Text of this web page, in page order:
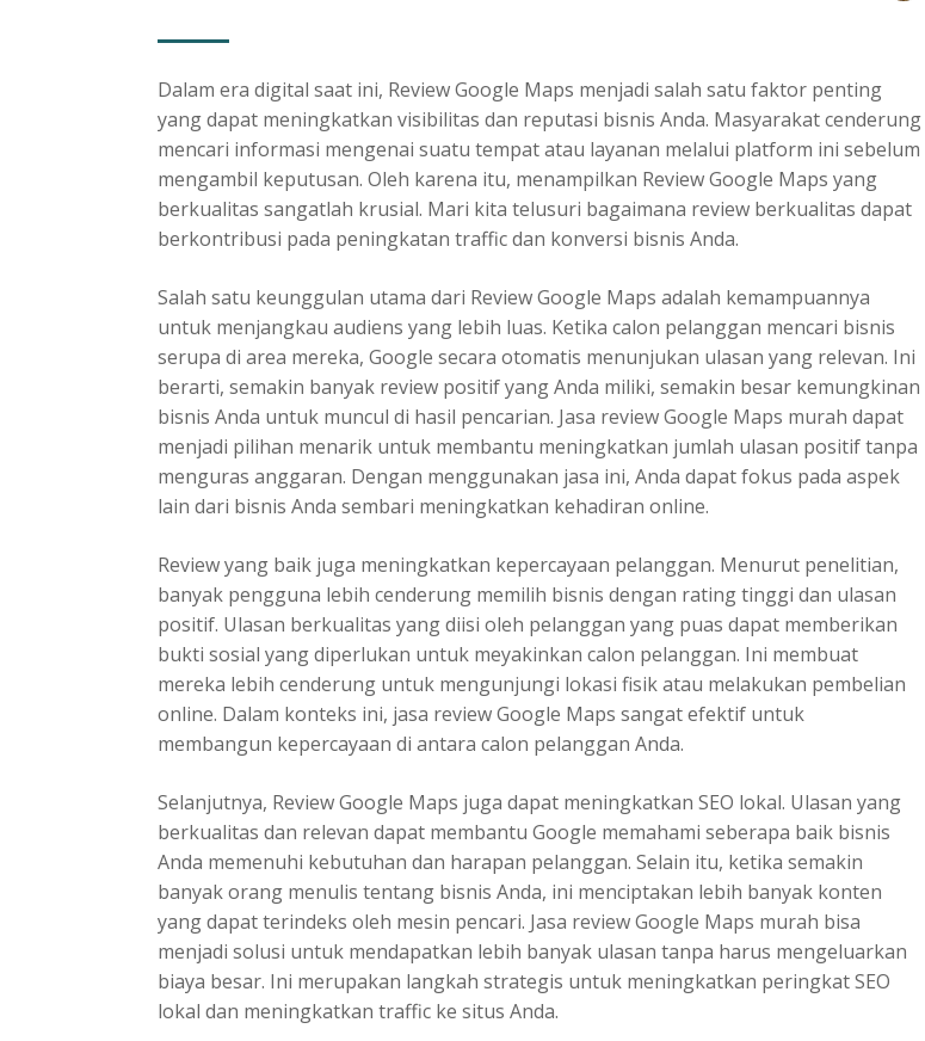
Dalam era digital saat ini, Review Google Maps menjadi salah satu faktor penting
yang dapat meningkatkan visibilitas dan reputasi bisnis Anda. Masyarakat cenderung
mencari informasi mengenai suatu tempat atau layanan melalui platform ini sebelum
mengambil keputusan. Oleh karena itu, menampilkan Review Google Maps yang
berkualitas sangatlah krusial. Mari kita telusuri bagaimana review berkualitas dapat
berkontribusi pada peningkatan traffic dan konversi bisnis Anda.
Salah satu keunggulan utama dari Review Google Maps adalah kemampuannya
untuk menjangkau audiens yang lebih luas. Ketika calon pelanggan mencari bisnis
serupa di area mereka, Google secara otomatis menunjukan ulasan yang relevan. Ini
berarti, semakin banyak review positif yang Anda miliki, semakin besar kemungkinan
bisnis Anda untuk muncul di hasil pencarian. Jasa review Google Maps murah dapat
menjadi pilihan menarik untuk membantu meningkatkan jumlah ulasan positif tanpa
menguras anggaran. Dengan menggunakan jasa ini, Anda dapat fokus pada aspek
lain dari bisnis Anda sembari meningkatkan kehadiran online.
Review yang baik juga meningkatkan kepercayaan pelanggan. Menurut penelitian,
banyak pengguna lebih cenderung memilih bisnis dengan rating tinggi dan ulasan
positif. Ulasan berkualitas yang diisi oleh pelanggan yang puas dapat memberikan
bukti sosial yang diperlukan untuk meyakinkan calon pelanggan. Ini membuat
mereka lebih cenderung untuk mengunjungi lokasi fisik atau melakukan pembelian
online. Dalam konteks ini, jasa review Google Maps sangat efektif untuk
membangun kepercayaan di antara calon pelanggan Anda.
Selanjutnya, Review Google Maps juga dapat meningkatkan SEO lokal. Ulasan yang
berkualitas dan relevan dapat membantu Google memahami seberapa baik bisnis
Anda memenuhi kebutuhan dan harapan pelanggan. Selain itu, ketika semakin
banyak orang menulis tentang bisnis Anda, ini menciptakan lebih banyak konten
yang dapat terindeks oleh mesin pencari. Jasa review Google Maps murah bisa
menjadi solusi untuk mendapatkan lebih banyak ulasan tanpa harus mengeluarkan
biaya besar. Ini merupakan langkah strategis untuk meningkatkan peringkat SEO
lokal dan meningkatkan traffic ke situs Anda.